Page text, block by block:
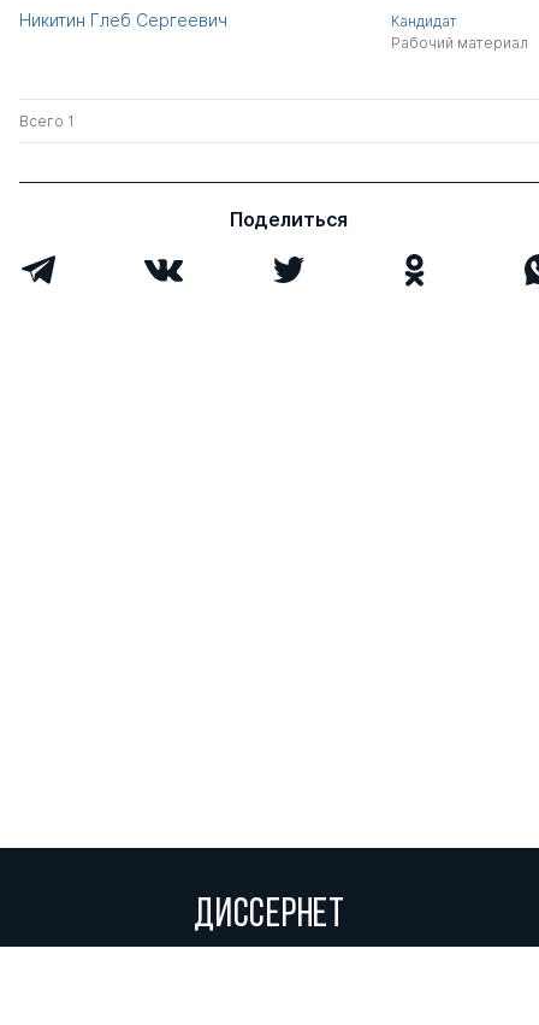
Никитин Глеб Сергеевич
Кандидат
Рабочий материал
Всего 1
Поделиться
ДИССЕРНЕТ